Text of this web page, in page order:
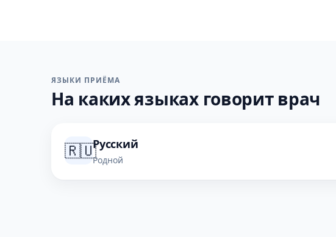
ЯЗЫКИ ПРИЁМА
На каких языках говорит врач
🇷🇺Русский
Родной